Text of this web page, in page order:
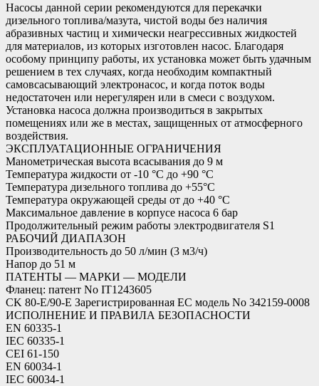
Насосы данной серии рекомендуются для перекачки
дизельного топлива/мазута, чистой воды без наличия
абразивных частиц и химически неагрессивных жидкостей
для материалов, из которых изготовлен насос. Благодаря
особому принципу работы, их установка может быть удачным
решением в тех случаях, когда необходим компактный
самовсасывающий электронасос, и когда поток воды
недостаточен или нерегулярен или в смеси с воздухом.
Установка насоса должна производиться в закрытых
помещениях или же в местах, защищенных от атмосферного
воздействия.
ЭКСПЛУАТАЦИОННЫЕ ОГРАНИЧЕНИЯ
Манометрическая высота всасывания до 9 м
Температура жидкости от -10 °C до +90 °C
Температура дизельного топлива до +55°C
Температура окружающей среды от до +40 °C
Максимальное давление в корпусе насоса 6 бар
Продолжительный режим работы электродвигателя S1
РАБОЧИЙ ДИАПАЗОН
Производительность до 50 л/мин (3 м3/ч)
Напор до 51 м
ПАТЕНТЫ — МАРКИ — МОДЕЛИ
Фланец: патент No IT1243605
CK 80-E/90-E Зарегистрированная ЕС модель No 342159-0008
ИСПОЛНЕНИЕ И ПРАВИЛА БЕЗОПАСНОСТИ
EN 60335-1
IEC 60335-1
CEI 61-150
EN 60034-1
IEC 60034-1